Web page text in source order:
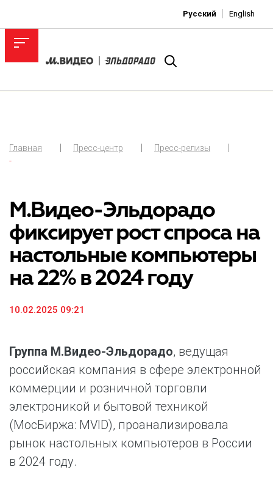
Русский English
Главная Пресс-центр
Пресс-релизы
-
М.Видео-Эльдорадо
фиксирует рост спроса на
настольные компьютеры
на 22% в 2024 году
10.02.2025 09:21
Группа М.Видео-Эльдорадо, ведущая
российская компания в сфере электронной
коммерции и розничной торговли
электроникой и бытовой техникой
(МосБиржа: MVID), проанализировала
рынок настольных компьютеров в России
в 2024 году.